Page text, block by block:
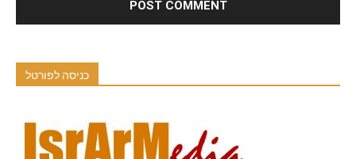
כניסה לפורטל